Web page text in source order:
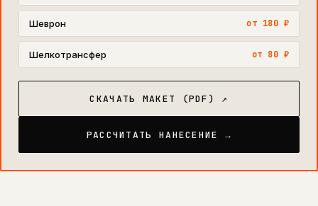
Шеврон от 180 ₽
Шелкотрансфер от 80 ₽
СКАЧАТЬ МАКЕТ (PDF) ↗
РАССЧИТАТЬ НАНЕСЕНИЕ →